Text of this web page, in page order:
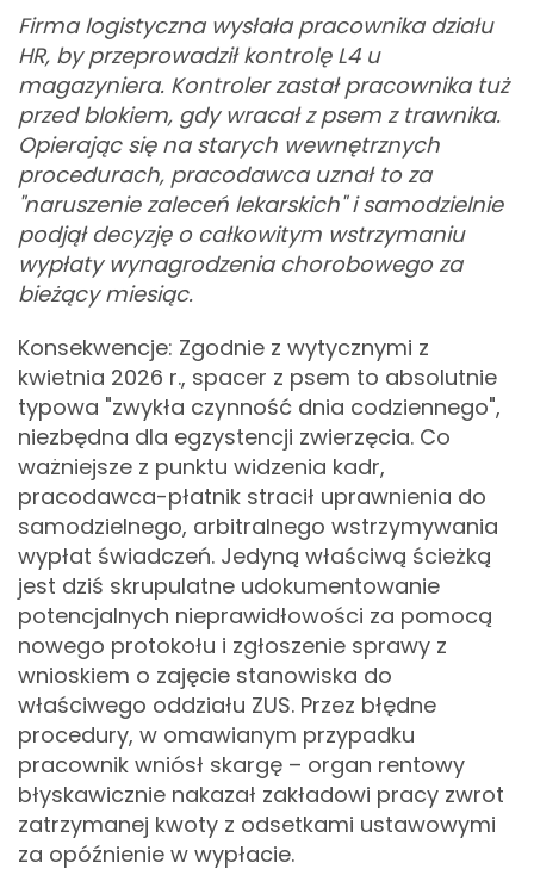
Firma logistyczna wysłała pracownika działu
HR, by przeprowadził kontrolę L4 u
magazyniera. Kontroler zastał pracownika tuż
przed blokiem, gdy wracał z psem z trawnika.
Opierając się na starych wewnętrznych
procedurach, pracodawca uznał to za
"naruszenie zaleceń lekarskich" i samodzielnie
podjął decyzję o całkowitym wstrzymaniu
wypłaty wynagrodzenia chorobowego za
bieżący miesiąc.
Konsekwencje: Zgodnie z wytycznymi z
kwietnia 2026 r., spacer z psem to absolutnie
typowa "zwykła czynność dnia codziennego",
niezbędna dla egzystencji zwierzęcia. Co
ważniejsze z punktu widzenia kadr,
pracodawca-płatnik stracił uprawnienia do
samodzielnego, arbitralnego wstrzymywania
wypłat świadczeń. Jedyną właściwą ścieżką
jest dziś skrupulatne udokumentowanie
potencjalnych nieprawidłowości za pomocą
nowego protokołu i zgłoszenie sprawy z
wnioskiem o zajęcie stanowiska do
właściwego oddziału ZUS. Przez błędne
procedury, w omawianym przypadku
pracownik wniósł skargę – organ rentowy
błyskawicznie nakazał zakładowi pracy zwrot
zatrzymanej kwoty z odsetkami ustawowymi
za opóźnienie w wypłacie.